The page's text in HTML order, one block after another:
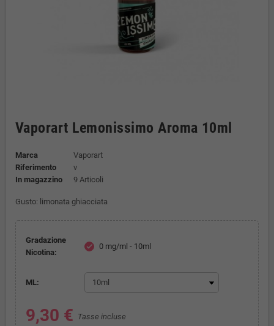
Vaporart Lemonissimo Aroma 10ml
Marca
Vaporart
Riferimento
v
In magazzino
9 Articoli
Gusto: limonata ghiacciata
Gradazione
Nicotina:
check 0 mg/ml - 10ml
ML:
9,30 € Tasse incluse